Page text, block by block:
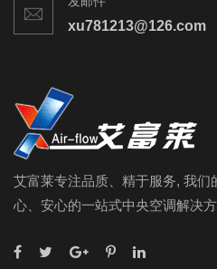
xu781213@126.com
艾富莱专注品质、精于服务, 我们
心、安心的一站式中央空调解决方